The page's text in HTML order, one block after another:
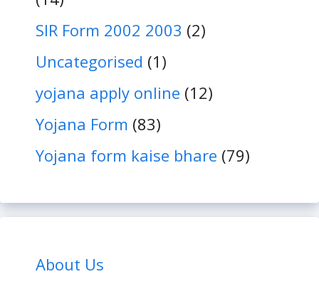
SIR Form 2002 2003 (2)
Uncategorised (1)
yojana apply online (12)
Yojana Form (83)
Yojana form kaise bhare (79)
About Us